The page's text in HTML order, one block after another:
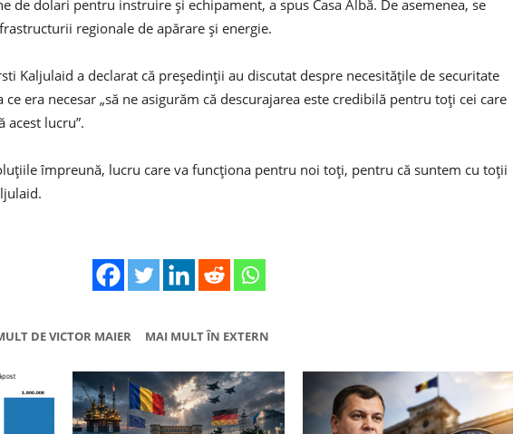
de dolari pentru instruire și echipament, a spus Casa Albă. De asemenea, se
regionale de apărare și energie.
Kaljulaid a declarat că președinții au discutat despre necesitățile de securitate
era necesar „să ne asigurăm că descurajarea este credibilă pentru toți cei care
acest lucru”.
împreună, lucru care va funcționa pentru noi toți, pentru că suntem cu toții
DE VICTOR MAIER MAI MULT ÎN EXTERN